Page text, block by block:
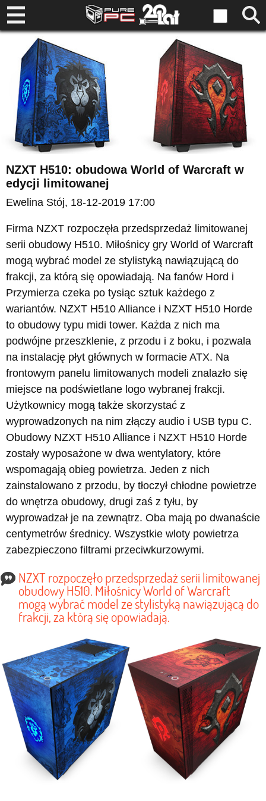
NZXT H510: obudowa World of Warcraft w
edycji limitowanej
Ewelina Stój, 18-12-2019 17:00
Firma NZXT rozpoczęła przedsprzedaż limitowanej
serii obudowy H510. Miłośnicy gry World of Warcraft
mogą wybrać model ze stylistyką nawiązującą do
frakcji, za którą się opowiadają. Na fanów Hord i
Przymierza czeka po tysiąc sztuk każdego z
wariantów. NZXT H510 Alliance i NZXT H510 Horde
to obudowy typu midi tower. Każda z nich ma
podwójne przeszklenie, z przodu i z boku, i pozwala
na instalację płyt głównych w formacie ATX. Na
frontowym panelu limitowanych modeli znalazło się
miejsce na podświetlane logo wybranej frakcji.
Użytkownicy mogą także skorzystać z
wyprowadzonych na nim złączy audio i USB typu C.
Obudowy NZXT H510 Alliance i NZXT H510 Horde
zostały wyposażone w dwa wentylatory, które
wspomagają obieg powietrza. Jeden z nich
zainstalowano z przodu, by tłoczył chłodne powietrze
do wnętrza obudowy, drugi zaś z tyłu, by
wyprowadzał je na zewnątrz. Oba mają po dwanaście
centymetrów średnicy. Wszystkie wloty powietrza
zabezpieczono filtrami przeciwkurzowymi.
NZXT rozpoczęło przedsprzedaż serii limitowanej
obudowy H510. Miłośnicy World of Warcraft
mogą wybrać model ze stylistyką nawiązującą do
frakcji, za którą się opowiadają.